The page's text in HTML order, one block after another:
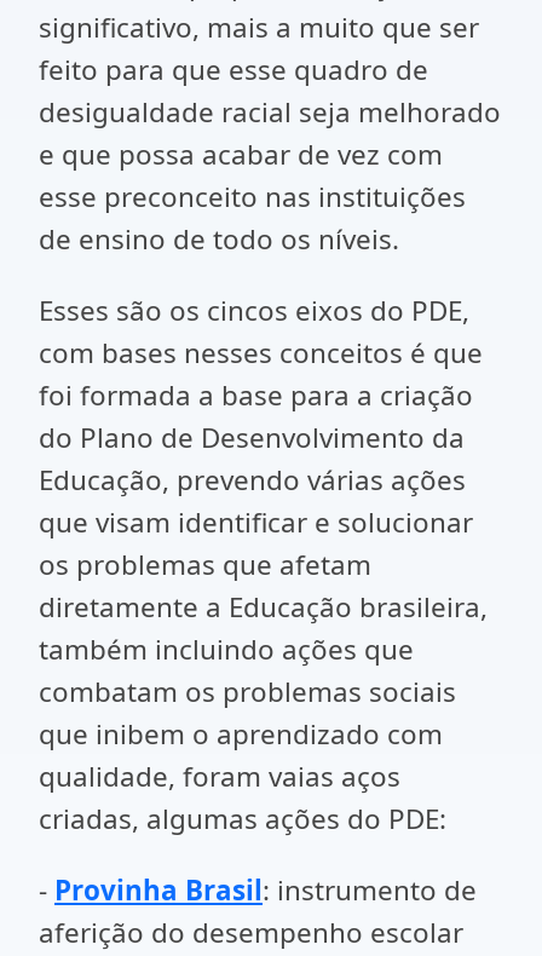
significativo, mais a muito que ser
feito para que esse quadro de
desigualdade racial seja melhorado
e que possa acabar de vez com
esse preconceito nas instituições
de ensino de todo os níveis.
Esses são os cincos eixos do PDE,
com bases nesses conceitos é que
foi formada a base para a criação
do Plano de Desenvolvimento da
Educação, prevendo várias ações
que visam identificar e solucionar
os problemas que afetam
diretamente a Educação brasileira,
também incluindo ações que
combatam os problemas sociais
que inibem o aprendizado com
qualidade, foram vaias aços
criadas, algumas ações do PDE:
- Provinha Brasil: instrumento de
aferição do desempenho escolar